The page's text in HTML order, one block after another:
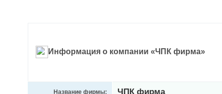
Информация о компании «ЧПК фирма»
Название фирмы: ЧПК фирма